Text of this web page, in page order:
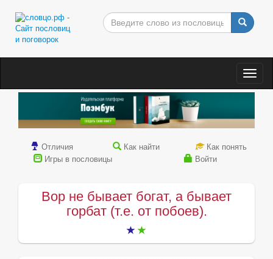
Отличия Как найти
Как понять
Игры в пословицы
Войти
Вор не бывает богат, а бывает
горбат (т.е. от побоев).